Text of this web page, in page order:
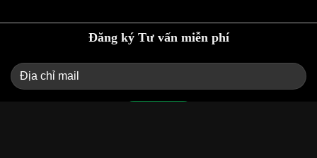
Đăng ký Tư vấn miễn phí